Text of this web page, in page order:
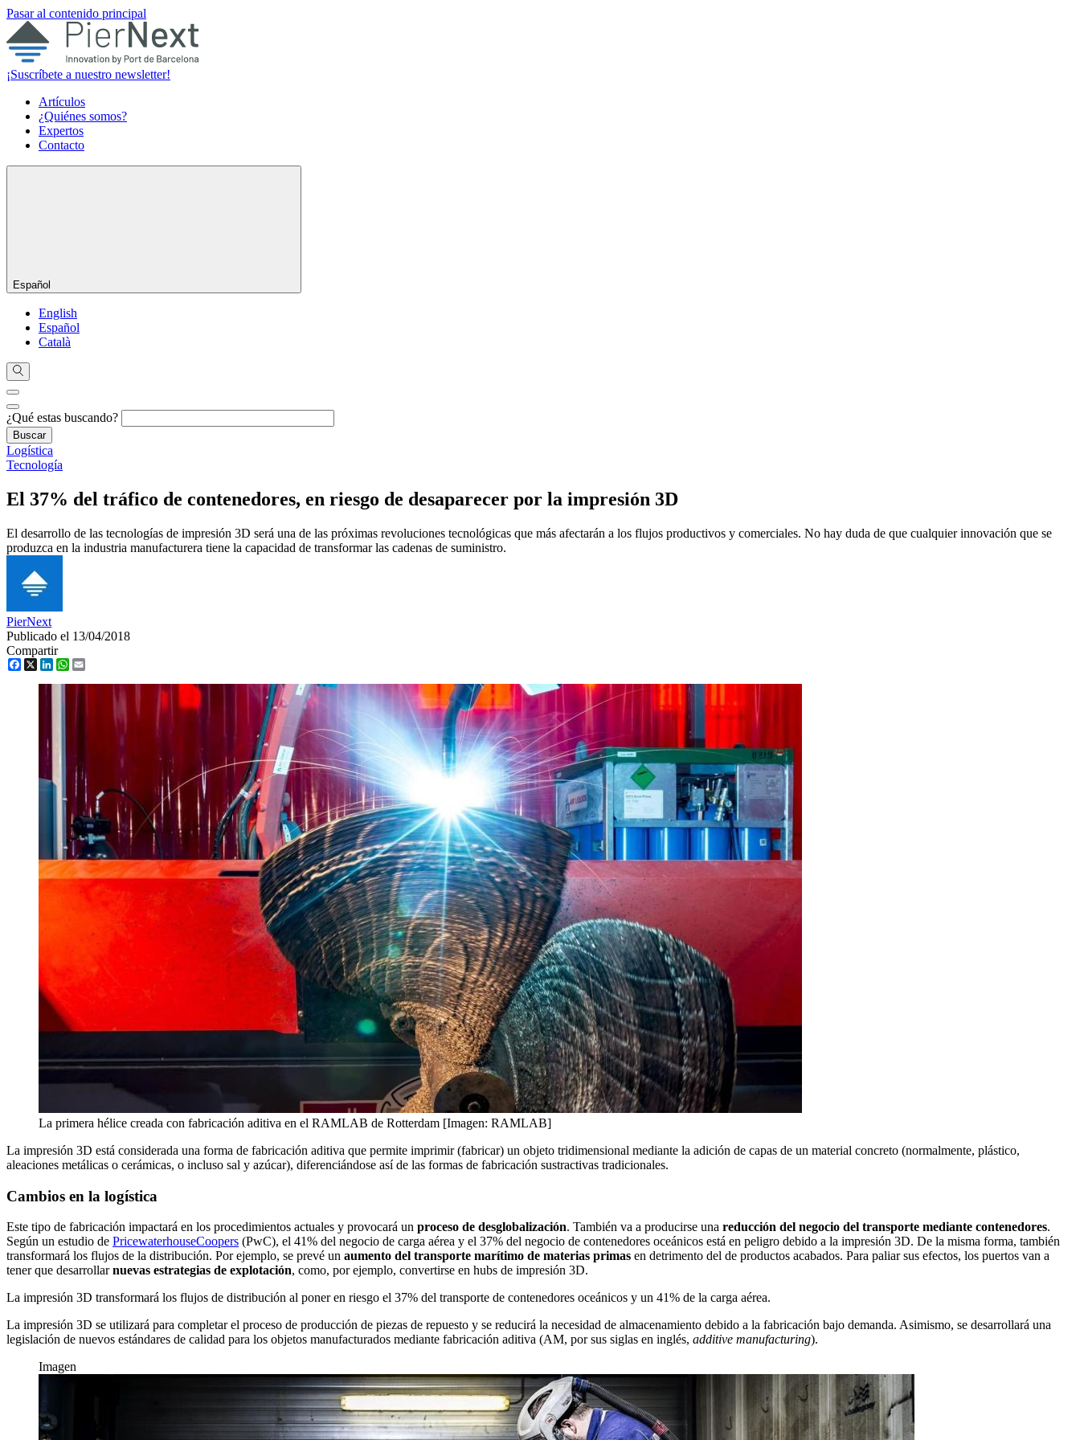
Pasar al contenido principal
¡Suscríbete a nuestro newsletter!
Artículos
¿Quiénes somos?
Expertos
Contacto
Español
English
Español
Català
¿Qué estas buscando?
Logística
Tecnología
El 37% del tráfico de contenedores, en riesgo de desaparecer por la impresión 3D
El desarrollo de las tecnologías de impresión 3D será una de las próximas revoluciones tecnológicas que más afectarán a los flujos productivos y comerciales. No hay duda de que cualquier innovación que se
produzca en la industria manufacturera tiene la capacidad de transformar las cadenas de suministro.
PierNext
Publicado el 13/04/2018
Compartir
Facebook
X LinkedInWhatsApp
La primera hélice creada con fabricación aditiva en el RAMLAB de Rotterdam [Imagen: RAMLAB]
La impresión 3D está considerada una forma de fabricación aditiva que permite imprimir (fabricar) un objeto tridimensional mediante la adición de capas de un material concreto (normalmente, plástico,
aleaciones metálicas o cerámicas, o incluso sal y azúcar), diferenciándose así de las formas de fabricación sustractivas tradicionales.
Cambios en la logística
Este tipo de fabricación impactará en los procedimientos actuales y provocará un proceso de desglobalización. También va a producirse una reducción del negocio del transporte mediante contenedores.
Según un estudio de PricewaterhouseCoopers (PwC), el 41% del negocio de carga aérea y el 37% del negocio de contenedores oceánicos está en peligro debido a la impresión 3D. De la misma forma, también
transformará los flujos de la distribución. Por ejemplo, se prevé un aumento del transporte marítimo de materias primas en detrimento del de productos acabados. Para paliar sus efectos, los puertos van a
tener que desarrollarnuevas estrategias de explotación, como, por ejemplo, convertirse en hubs de impresión 3D.
La impresión 3D transformará los flujos de distribución al poner en riesgo el 37% del transporte de contenedores oceánicos y un 41% de la carga aérea.
La impresión 3D se utilizará para completar el proceso de producción de piezas de repuesto y se reducirá la necesidad de almacenamiento debido a la fabricación bajo demanda. Asimismo, se desarrollará una
legislación de nuevos estándares de calidad para los objetos manufacturados mediante fabricación aditiva (AM, por sus siglas en inglés, additive manufacturing).
Imagen